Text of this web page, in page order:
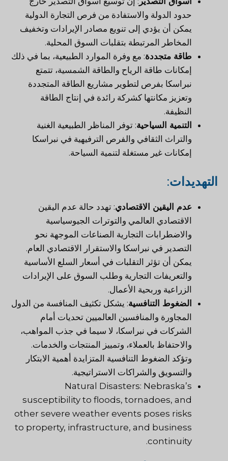
حدود الدولة والاستفادة من فرص التجارة الدولية
يمكن أن يؤدي إلى تنويع مصادر الإيرادات وتخفيف
المخاطر المرتبطة بتقلبات السوق المحلية.
طاقة متجددة: مع وفرة الموارد الطبيعية، بما في ذلك
إمكانات طاقة الرياح والطاقة الشمسية، تتمتع
نبراسكا بفرص لتطوير مشاريع الطاقة المتجددة
وتعزيز مكانتها كشركة رائدة في إنتاج الطاقة
النظيفة.
التنمية السياحية: توفر المناظر الطبيعية الغنية
والتراث الثقافي والفرص الترفيهية في نبراسكا
إمكانات غير مستغلة لتنمية السياحة.
التهديدات:
عدم اليقين الاقتصادي: تهدد حالة عدم اليقين
الاقتصادي العالمي والتوترات الجيوسياسية
والاضطرابات التجارية الصناعات الموجهة نحو
التصدير في نبراسكا والاستقرار الاقتصادي العام.
يمكن أن تؤثر التقلبات في أسعار السلع الأساسية
والتعريفات التجارية وطلب السوق على الإيرادات
الزراعية وربحية الأعمال.
الضغوط التنافسية: يشكل تكثيف المنافسة من الدول
المجاورة والمنافسين العالميين تحديات أمام
الشركات في نبراسكا، لا سيما في جذب المواهب،
والاحتفاظ بالعملاء، وتمييز المنتجات والخدمات.
وتؤكد الضغوط التنافسية المتزايدة أهمية الابتكار
والتسويق والشراكات الاستراتيجية.
Natural Disasters: Nebraska’s
susceptibility to floods, tornadoes, and
other severe weather events poses risks
to property, infrastructure, and business
continuity.